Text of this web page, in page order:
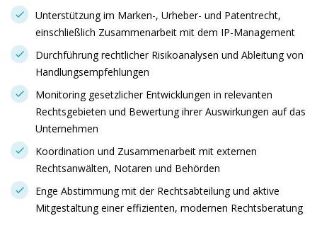
Unterstützung im Marken-, Urheber- und Patentrecht,
einschließlich Zusammenarbeit mit dem IP-Management
Durchführung rechtlicher Risikoanalysen und Ableitung von
Handlungsempfehlungen
Monitoring gesetzlicher Entwicklungen in relevanten
Rechtsgebieten und Bewertung ihrer Auswirkungen auf das
Unternehmen
Koordination und Zusammenarbeit mit externen
Rechtsanwälten, Notaren und Behörden
Enge Abstimmung mit der Rechtsabteilung und aktive
Mitgestaltung einer effizienten, modernen Rechtsberatung